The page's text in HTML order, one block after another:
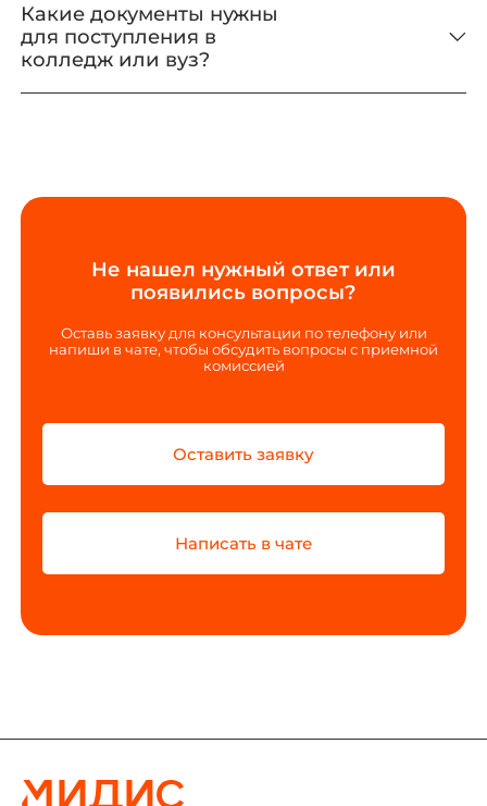
Какие документы нужны
для поступления в
колледж или вуз?
Не нашел нужный ответ или
появились вопросы?
Оставь заявку для консультации по телефону или
напиши в чате, чтобы обсудить вопросы с приемной
комиссией
Оставить заявку
Написать в чате